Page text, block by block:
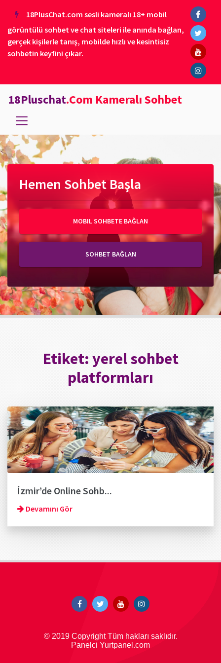
18PlusChat.com sesli kameralı 18+ mobil
görüntülü sohbet ve chat siteleri ile anında bağlan,
gerçek kişilerle tanış, mobilde hızlı ve kesintisiz
sohbetin keyfini çıkar.
18Pluschat.Com Kameralı Sohbet
Hemen Sohbet Başla
MOBIL SOHBETE BAĞLAN
SOHBET BAĞLAN
Etiket: yerel sohbet
platformları
İzmir’de Online Sohb...
Devamını Gör
© 2019 Copyright Tüm hakları saklıdır.
Panelci Yurtpanel.com